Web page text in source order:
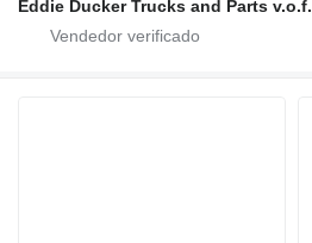
Eddie Ducker Trucks and Parts v.o.f.